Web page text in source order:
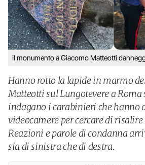
Il monumento a Giacomo Matteotti
Hanno rotto la lapide in marmo
Matteotti sul Lungotevere a Roma
indagano i carabinieri che hanno
videocamere per cercare di
Reazioni e parole di condanna
sia di sinistra che di destra.